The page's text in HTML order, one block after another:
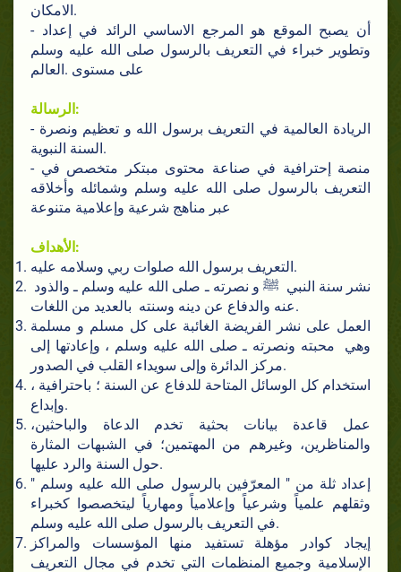
الامكان.
- أن يصبح الموقع هو المرجع الاساسي الرائد في إعداد
وتطوير خبراء في التعريف بالرسول صلى الله عليه وسلم
على مستوى .العالم
الرسالة:
- الريادة العالمية في التعريف برسول الله و تعظيم ونصرة
السنة النبوية.
- منصة إحترافية في صناعة محتوى مبتكر متخصص في
التعريف بالرسول صلى الله عليه وسلم وشمائله وأخلاقه
عبر مناهج شرعية وإعلامية متنوعة
الأهداف:
التعريف برسول الله صلوات ربي وسلامه عليه.
عنه والدفاع عن دينه وسنته بالعديد من اللغات.
العمل على نشر الفريضة الغائبة على كل مسلم و مسلمة
وهي محبته ونصرته ـ صلى الله عليه وسلم ، وإعادتها إلى
.مركز الدائرة وإلى سويداء القلب في الصدور
استخدام كل الوسائل المتاحة للدفاع عن السنة ؛ باحترافية ،
وإبداع.
عمل قاعدة بيانات بحثية تخدم الدعاة والباحثين،
والمناظرين، وغيرهم من المهتمين؛ في الشبهات المثارة
حول السنة والرد عليها.
إعداد ثلة من " المعرّفين بالرسول صلى الله عليه وسلم "
وثقلهم علمياً وشرعياً وإعلامياً ومهارياً ليتخصصوا كخبراء
.في التعريف بالرسول صلى الله عليه وسلم
إيجاد كوادر مؤهلة تستفيد منها المؤسسات والمراكز
الإسلامية وجميع المنظمات التي تخدم في مجال التعريف